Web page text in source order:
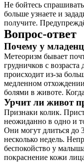
Не бойтесь
больше узнаете и
получите.
Вопрос-ответ
Почему у
Метеоризм бывает
грудничков с
происходит из-за
медленном
болями в животе.
Урчит ли живот
Признаки колик.
неожиданно в одно и
Они могут длиться до
несколько недель.
беспокойство у
покраснение кожи